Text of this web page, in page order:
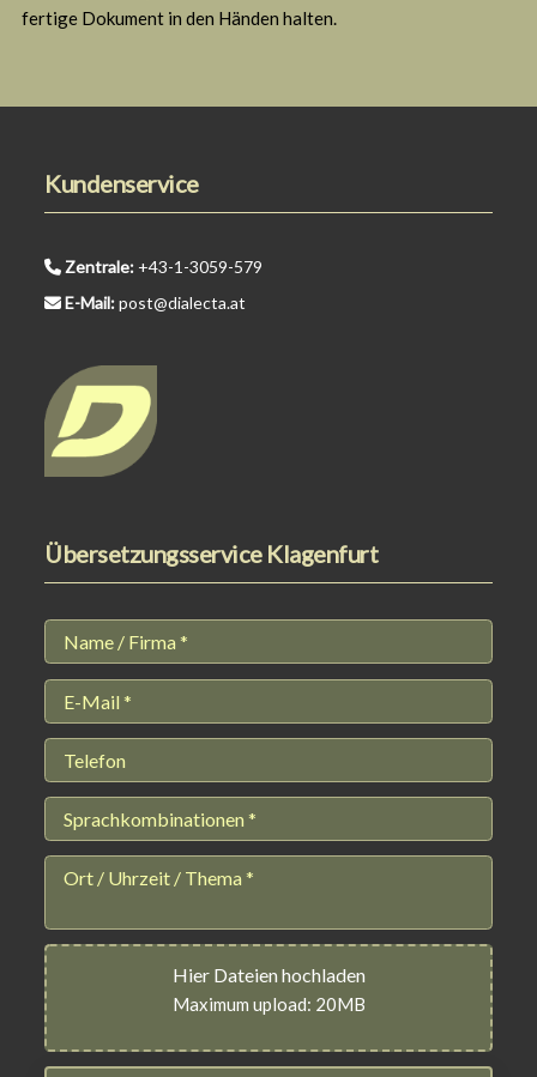
fertige Dokument in den Händen halten.
Kundenservice
Zentrale: +43-1-3059-579
E-Mail:post@dialecta.at
Übersetzungsservice Klagenfurt
Hier Dateien hochladen
Maximum upload: 20MB